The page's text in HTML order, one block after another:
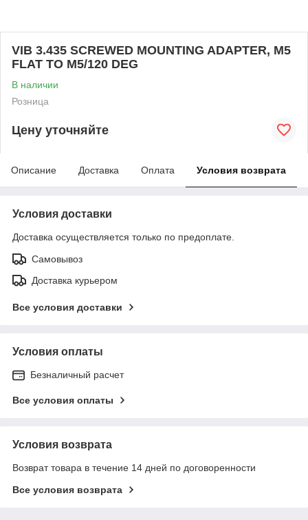
VIB 3.435 SCREWED MOUNTING ADAPTER, M5
FLAT TO M5/120 DEG
В наличии
Розница
Цену уточняйте
Описание Доставка Оплата Условия возврата
Условия доставки
Доставка осуществляется только по предоплате.
Самовывоз
Доставка курьером
Все условия доставки
Условия оплаты
Безналичный расчет
Все условия оплаты
Условия возврата
Возврат товара в течение 14 дней по договоренности
Все условия возврата